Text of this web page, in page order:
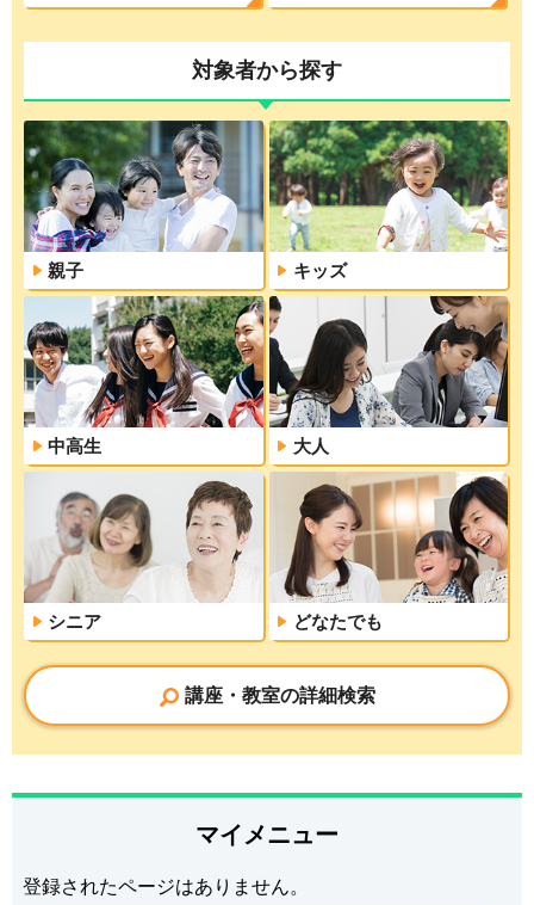
対象者から探す
親子 キッズ
中高生 大人
シニア どなたでも
講座・教室の詳細検索
マイメニュー
登録されたページはありません。